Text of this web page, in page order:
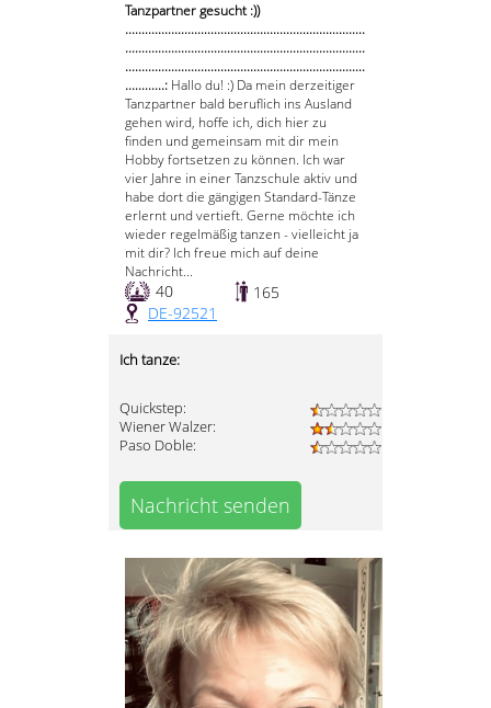
Tanzpartner gesucht :))
.........................................................................
.........................................................................
.........................................................................
............: Hallo du! :) Da mein derzeitiger
Tanzpartner bald beruflich ins Ausland
gehen wird, hoffe ich, dich hier zu
finden und gemeinsam mit dir mein
Hobby fortsetzen zu können. Ich war
vier Jahre in einer Tanzschule aktiv und
habe dort die gängigen Standard-Tänze
erlernt und vertieft. Gerne möchte ich
wieder regelmäßig tanzen - vielleicht ja
mit dir? Ich freue mich auf deine
Nachricht...
40
165
DE-92521
Ich tanze:
Quickstep:
Wiener Walzer:
Paso Doble:
Nachricht senden